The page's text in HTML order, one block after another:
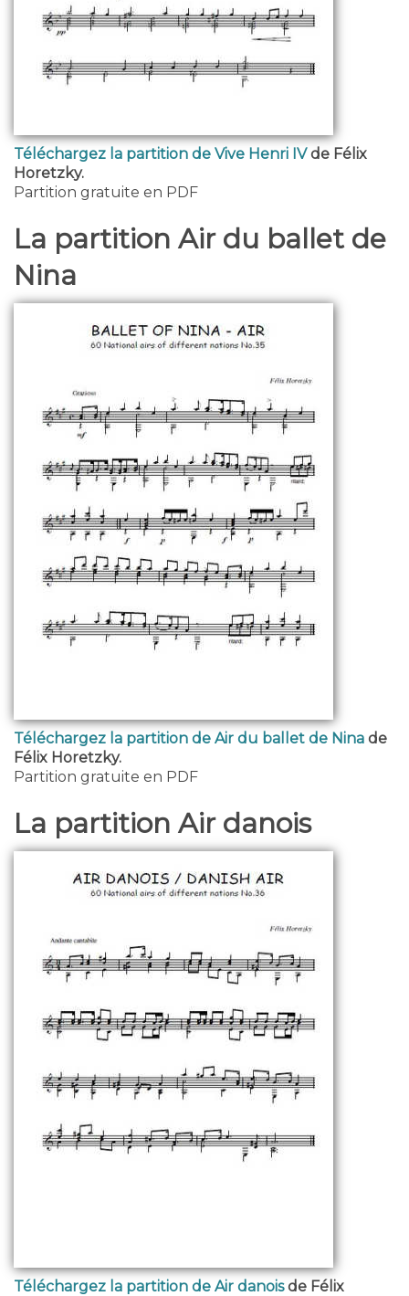
Téléchargez la partition de Vive Henri IVde Félix
Horetzky.
Partition gratuite en PDF
La partition Air du ballet de
Nina
Téléchargez la partition de Air du ballet de Nina de
Félix Horetzky.
Partition gratuite en PDF
La partition Air danois
Téléchargez la partition de Air danoisde Félix